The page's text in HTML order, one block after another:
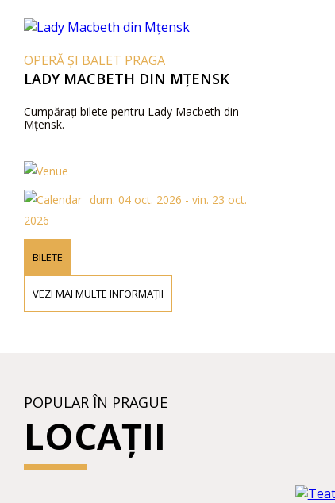
OPERĂ ȘI BALET PRAGA
LADY MACBETH DIN MȚENSK
Cumpărați bilete pentru Lady Macbeth din
Mțensk.
dum. 04 oct. 2026 - vin. 23 oct.
2026
BILETE
VEZI MAI MULTE INFORMAȚII
POPULAR ÎN PRAGUE
LOCAȚII